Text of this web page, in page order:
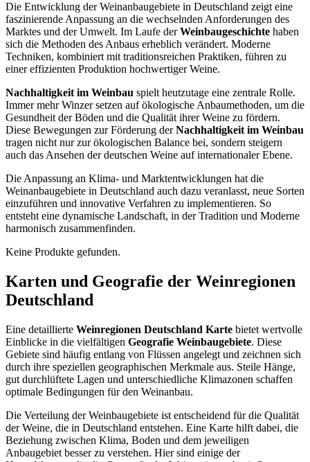
Die Entwicklung der Weinanbaugebiete in Deutschland zeigt eine
faszinierende Anpassung an die wechselnden Anforderungen des
Marktes und der Umwelt. Im Laufe derWeinbaugeschichte haben
sich die Methoden des Anbaus erheblich verändert. Moderne
Techniken, kombiniert mit traditionsreichen Praktiken, führen zu
einer effizienten Produktion hochwertiger Weine.
Nachhaltigkeit im Weinbau spielt heutzutage eine zentrale Rolle.
Immer mehr Winzer setzen auf ökologische Anbaumethoden, um die
Gesundheit der Böden und die Qualität ihrer Weine zu fördern.
Diese Bewegungen zur Förderung derNachhaltigkeit im Weinbau
tragen nicht nur zur ökologischen Balance bei, sondern steigern
auch das Ansehen der deutschen Weine auf internationaler Ebene.
Die Anpassung an Klima- und Marktentwicklungen hat die
Weinanbaugebiete in Deutschland auch dazu veranlasst, neue Sorten
einzuführen und innovative Verfahren zu implementieren. So
entsteht eine dynamische Landschaft, in der Tradition und Moderne
harmonisch zusammenfinden.
Keine Produkte gefunden.
Karten und Geografie der Weinregionen
Deutschland
Eine detaillierte Weinregionen Deutschland Karte bietet wertvolle
Einblicke in die vielfältigen Geografie Weinbaugebiete. Diese
Gebiete sind häufig entlang von Flüssen angelegt und zeichnen sich
durch ihre speziellen geographischen Merkmale aus. Steile Hänge,
gut durchlüftete Lagen und unterschiedliche Klimazonen schaffen
optimale Bedingungen für den Weinanbau.
Die Verteilung der Weinbaugebiete ist entscheidend für die Qualität
der Weine, die in Deutschland entstehen. Eine Karte hilft dabei, die
Beziehung zwischen Klima, Boden und dem jeweiligen
Anbaugebiet besser zu verstehen. Hier sind einige der